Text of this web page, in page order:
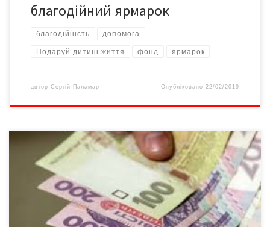
благодійний ярмарок
благодійність допомога
Подаруй дитині життя фонд ярмарок
автор Сергій Паламар Опубліковано22/02/2019
Від 1 січня 2019 року державну соціальну допомогу почнуть
отримувати батьки тих дітей, що мають проблеми в розвитку
або важкі захворювання, але їм не встановлено інвалідність,
повідомляє прес-служба Мінсоцполітики. Такі люди зможуть
отримувати матеріальну допомогу в розмірі прожиткового